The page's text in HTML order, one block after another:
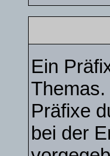
Ein
Präfixe
bei der